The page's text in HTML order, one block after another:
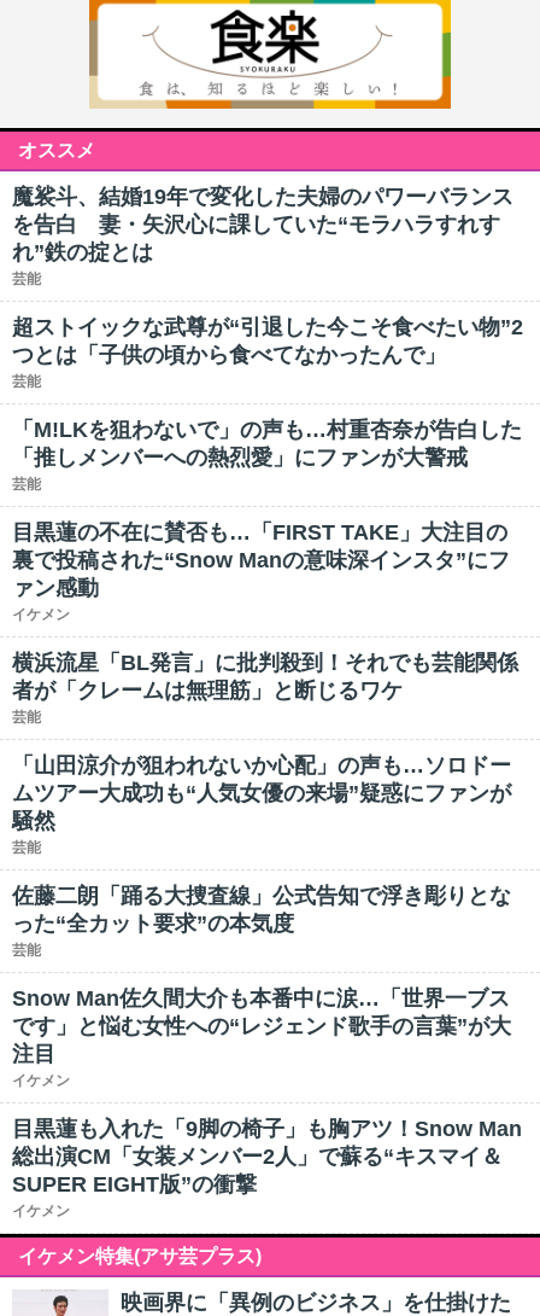
オススメ
魔裟斗、結婚19年で変化した夫婦のパワーバランス
を告白 妻・矢沢心に課していた“モラハラすれす
れ”鉄の掟とは
芸能
超ストイックな武尊が“引退した今こそ食べたい物”2
つとは「子供の頃から食べてなかったんで」
芸能
「M!LKを狙わないで」の声も…村重杏奈が告白した
「推しメンバーへの熱烈愛」にファンが大警戒
芸能
目黒蓮の不在に賛否も…「FIRST TAKE」大注目の
裏で投稿された“Snow Manの意味深インスタ”にフ
ァン感動
イケメン
横浜流星「BL発言」に批判殺到！それでも芸能関係
者が「クレームは無理筋」と断じるワケ
芸能
「山田涼介が狙われないか心配」の声も…ソロドー
ムツアー大成功も“人気女優の来場”疑惑にファンが
騒然
芸能
佐藤二朗「踊る大捜査線」公式告知で浮き彫りとな
った“全カット要求”の本気度
芸能
Snow Man佐久間大介も本番中に涙…「世界一ブス
です」と悩む女性への“レジェンド歌手の言葉”が大
注目
イケメン
目黒蓮も入れた「9脚の椅子」も胸アツ！Snow Man
総出演CM「女装メンバー2人」で蘇る“キスマイ＆
SUPER EIGHT版”の衝撃
イケメン
イケメン特集(アサ芸プラス)
映画界に「異例のビジネス」を仕掛けた